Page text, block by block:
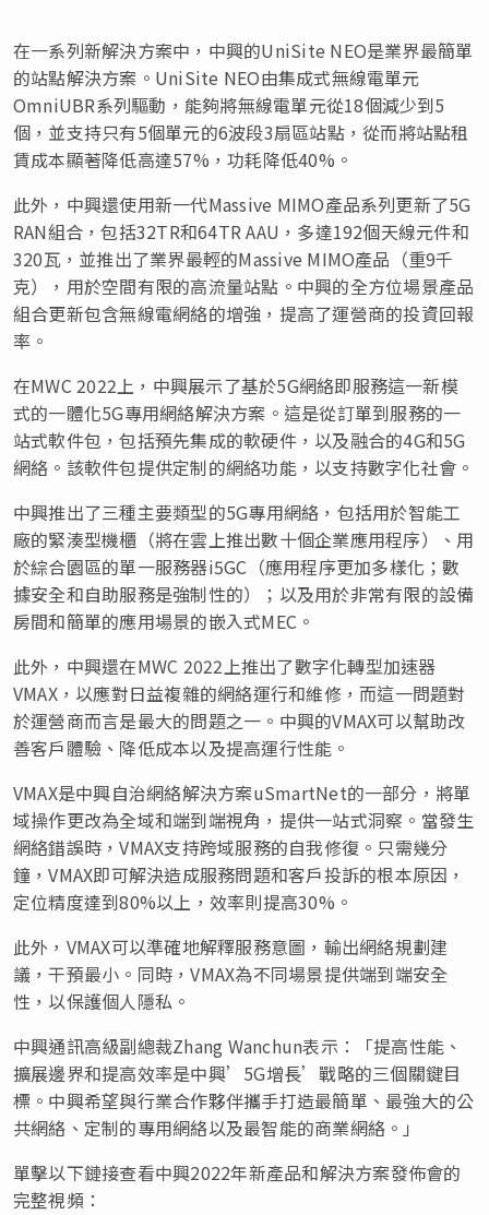
在一系列新解決方案中，中興的UniSite NEO是業界最簡單
的站點解決方案。UniSite NEO由集成式無線電單元
OmniUBR系列驅動，能夠將無線電單元從18個減少到5
個，並支持只有5個單元的6波段3扇區站點，從而將站點租
賃成本顯著降低高達57%，功耗降低40%。
此外，中興還使用新一代Massive MIMO產品系列更新了5G
RAN組合，包括32TR和64TR AAU，多達192個天線元件和
320瓦，並推出了業界最輕的Massive MIMO產品（重9千
克），用於空間有限的高流量站點。中興的全方位場景產品
組合更新包含無線電網絡的增強，提高了運營商的投資回報
率。
在MWC 2022上，中興展示了基於5G網絡即服務這一新模
式的一體化5G專用網絡解決方案。這是從訂單到服務的一
站式軟件包，包括預先集成的軟硬件，以及融合的4G和5G
網絡。該軟件包提供定制的網絡功能，以支持數字化社會。
中興推出了三種主要類型的5G專用網絡，包括用於智能工
廠的緊湊型機櫃（將在雲上推出數十個企業應用程序）、用
於綜合園區的單一服務器i5GC（應用程序更加多樣化；數
據安全和自助服務是強制性的）；以及用於非常有限的設備
房間和簡單的應用場景的嵌入式MEC。
此外，中興還在MWC 2022上推出了數字化轉型加速器
VMAX，以應對日益複雜的網絡運行和維修，而這一問題對
於運營商而言是最大的問題之一。中興的VMAX可以幫助改
善客戶體驗、降低成本以及提高運行性能。
VMAX是中興自治網絡解決方案uSmartNet的一部分，將單
域操作更改為全域和端到端視角，提供一站式洞察。當發生
網絡錯誤時，VMAX支持跨域服務的自我修復。只需幾分
鐘，VMAX即可解決造成服務問題和客戶投訴的根本原因，
定位精度達到80%以上，效率則提高30%。
此外，VMAX可以準確地解釋服務意圖，輸出網絡規劃建
議，干預最小。同時，VMAX為不同場景提供端到端安全
性，以保護個人隱私。
中興通訊高級副總裁Zhang Wanchun表示：「提高性能、
擴展邊界和提高效率是中興’5G增長’戰略的三個關鍵目
標。中興希望與行業合作夥伴攜手打造最簡單、最強大的公
共網絡、定制的專用網絡以及最智能的商業網絡。」
單擊以下鏈接查看中興2022年新產品和解決方案發佈會的
完整視頻：